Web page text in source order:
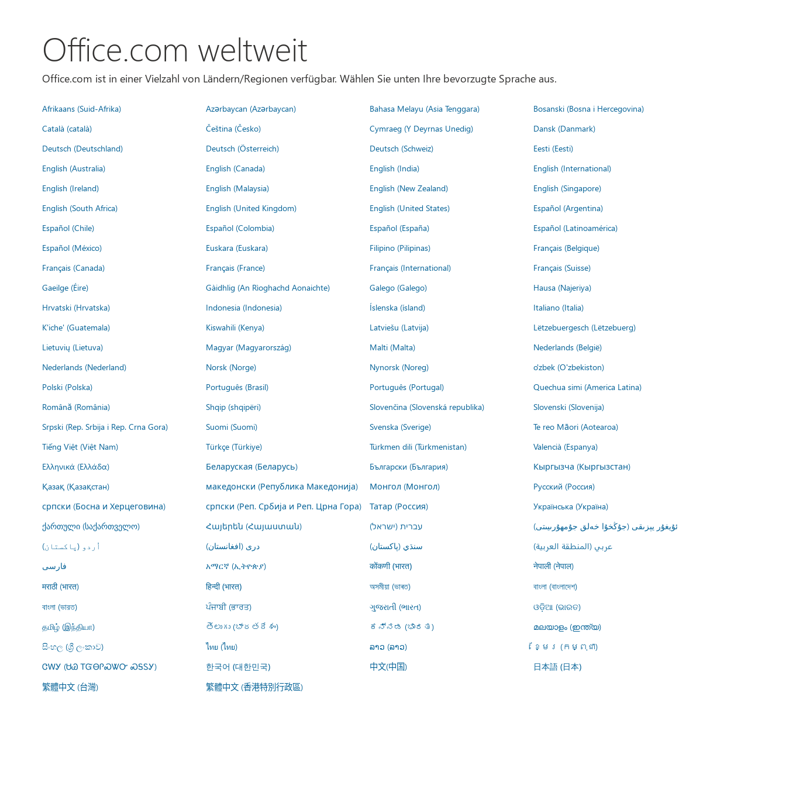
Office.com weltweit
Office.com ist in einer Vielzahl von Ländern/Regionen verfügbar. Wählen Sie unten Ihre bevorzugte Sprache aus.
Afrikaans (Suid-Afrika) Azərbaycan (Azərbaycan) Bahasa Melayu (Asia Tenggara)
Bosanski (Bosna i Hercegovina)
Català (català)
Čeština (Česko) Cymraeg (Y Deyrnas Unedig)
Dansk (Danmark)
Deutsch (Deutschland)
Deutsch (Österreich) Deutsch (Schweiz)
Eesti (Eesti)
English (Australia)
English (Canada) English (India)
English (International)
English (Ireland)
English (Malaysia) English (New Zealand)
English (Singapore)
English (South Africa)
English (United Kingdom) English (United States)
Español (Argentina)
Español (Chile)
Español (Colombia) Español (España)
Español (Latinoamérica)
Español (México)
Euskara (Euskara) Filipino (Pilipinas)
Français (Belgique)
Français (Canada)
Français (France) Français (International)
Français (Suisse)
Gaeilge (Éire)
Gàidhlig (An Rìoghachd Aonaichte) Galego (Galego)
Hausa (Najeriya)
Hrvatski (Hrvatska)
Indonesia (Indonesia) Íslenska (ísland)
Italiano (Italia)
K'iche' (Guatemala)
Kiswahili (Kenya) Latviešu (Latvija)
Lëtzebuergesch (Lëtzebuerg)
Lietuvių (Lietuva)
Magyar (Magyarország) Malti (Malta)
Nederlands (België)
Nederlands (Nederland)
Norsk (Norge) Nynorsk (Noreg)
o'zbek (O'zbekiston)
Polski (Polska)
Português (Brasil) Português (Portugal)
Quechua simi (America Latina)
Română (România)
Shqip (shqipëri) Slovenčina (Slovenská republika)
Slovenski (Slovenija)
Srpski (Rep. Srbija i Rep. Crna Gora)
Suomi (Suomi) Svenska (Sverige)
Te reo Māori (Aotearoa)
Tiếng Việt (Việt Nam)
Türkçe (Türkiye) Türkmen dili (Türkmenistan)
Valencià (Espanya)
Ελληνικά (Ελλάδα)
Беларуская (Беларусь) Български (България)
Кыргызча (Кыргызстан)
Қазақ (Қазақстан)
македонски (Република Македонија) Монгол (Монгол)
Русский (Россия)
српски (Босна и Херцеговина)
српски (Реп. Србија и Реп. Црна Гора) Татар (Россия)
Українська (Україна)
ქართული (საქართველო)
Հայերեն (Հայաստան) עברית (ישראל)
ئۇيغۇر يېزىقى (جۇڭخۇا خەلق جۇمھۇرىيىتى)
اُردو (پاکستان)
درى (افغانستان) سنڌي (پاکستان)
عربي (المنطقة العربية)
فارسى
አማርኛ (ኢትዮጵያ) कोंकणी (भारत)
नेपाली (नेपाल)
मराठी (भारत)
हिन्दी (भारत) অসমীয়া (ভাৰত)
বাংলা (বাংলাদেশ)
বাংলা (ভারত)
ਪੰਜਾਬੀ (ਭਾਰਤ) ગુજરાતી (ભારત)
ଓଡ଼ିଆ (ଭାରତ)
தமிழ் (இந்தியா)
తెలుగు (భారతదేశం) ಕನ್ನಡ (ಭಾರತ)
മലയാളം (ഇന്ത്യ)
සිංහල (ශ්‍රී ලංකාව)
ไทย (ไทย) ລາວ (ລາວ)
ខ្មែរ (កម្ពុជា)
ᏣᎳᎩ (ᏌᏊ ᎢᏳᎾᎵᏍᏔᏅ ᏍᎦᏚᎩ)
한국어 (대한민국) 中文(中国) 日本語 (日本)
繁體中文 (台灣) 繁體中文 (香港特別行政區)